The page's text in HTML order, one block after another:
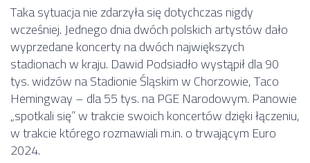
Taka sytuacja nie zdarzyła się dotychczas nigdy
wcześniej. Jednego dnia dwóch polskich artystów dało
wyprzedane koncerty na dwóch największych
stadionach w kraju. Dawid Podsiadło wystąpił dla 90
tys. widzów na Stadionie Śląskim w Chorzowie, Taco
Hemingway – dla 55 tys. na PGE Narodowym. Panowie
„spotkali się” w trakcie swoich koncertów dzięki łączeniu,
w trakcie którego rozmawiali m.in. o trwającym Euro
2024.